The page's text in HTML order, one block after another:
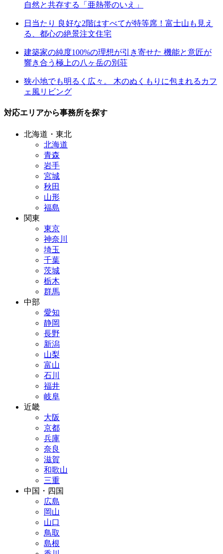
自然と共存する「亜熱帯のいえ」
日当たり 良好な2階はすべてが特等席！富士山も見え
る、都心の絶景注文住宅
建築家の純度100%の理想が引き寄せた 機能と意匠が
響き合う極上の八ヶ岳の別荘
狭小地でも明るく広々。 木のぬくもりに包まれるカフ
ェ風リビング
対応エリアから事務所を探す
北海道・東北
北海道
青森
岩手
宮城
秋田
山形
福島
関東
東京
神奈川
埼玉
千葉
茨城
栃木
群馬
中部
愛知
静岡
長野
新潟
山梨
富山
石川
福井
岐阜
近畿
大阪
京都
兵庫
奈良
滋賀
和歌山
三重
中国・四国
広島
岡山
山口
鳥取
島根